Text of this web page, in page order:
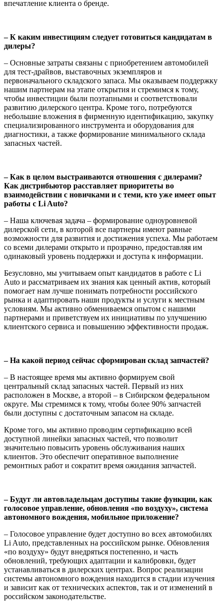
впечатление клиента о бренде.
– К каким инвестициям следует готовиться кандидатам в
дилеры?
– Основные затраты связаны с приобретением автомобилей
для тест-драйвов, выставочных экземпляров и
первоначального складского запаса. Мы оказываем поддержку
нашим партнерам на этапе открытия и стремимся к тому,
чтобы инвестиции были поэтапными и соответствовали
развитию дилерского центра. Кроме того, потребуются
небольшие вложения в фирменную идентификацию, закупку
специализированного инструмента и оборудования для
диагностики, а также формирование минимального склада
запасных частей.
– Как в целом выстраиваются отношения с дилерами?
Как дистрибьютор расставляет приоритеты во
взаимодействии с новичками и с теми, кто уже имеет опыт
работы с Li Auto?
– Наша ключевая задача – формирование одноуровневой
дилерской сети, в которой все партнеры имеют равные
возможности для развития и достижения успеха. Мы работаем
со всеми дилерами открыто и прозрачно, предоставляя им
одинаковый уровень поддержки и доступа к информации.
Безусловно, мы учитываем опыт кандидатов в работе с Li
Auto и рассматриваем их знания как ценный актив, который
помогает нам лучше понимать потребности российского
рынка и адаптировать наши продукты и услуги к местным
условиям. Мы активно обмениваемся опытом с нашими
партнерами и приветствуем их инициативы по улучшению
клиентского сервиса и повышению эффективности продаж.
– На какой период сейчас сформирован склад запчастей?
– В настоящее время мы активно формируем свой
центральный склад запасных частей. Первый из них
расположен в Москве, а второй – в Сибирском федеральном
округе. Мы стремимся к тому, чтобы более 90% запчастей
были доступны с достаточным запасом на складе.
Кроме того, мы активно проводим сертификацию всей
доступной линейки запасных частей, что позволит
значительно повысить уровень обслуживания наших
клиентов. Это обеспечит оперативное выполнение
ремонтных работ и сократит время ожидания запчастей.
– Будут ли автовладельцам доступны такие функции, как
голосовое управление, обновления «по воздуху», система
автономного вождения, мобильное приложение?
– Голосовое управление будет доступно во всех автомобилях
Li Auto, представленных на российском рынке. Обновления
«по воздуху» будут внедряться постепенно, и часть
обновлений, требующих адаптации и калибровки, будет
устанавливаться в дилерских центрах. Вопрос реализации
системы автономного вождения находится в стадии изучения
и зависит как от технических аспектов, так и от изменений в
российском законодательстве.